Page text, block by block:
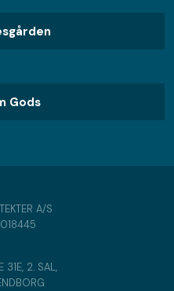
Gods
A/S
31E, 2. SAL,